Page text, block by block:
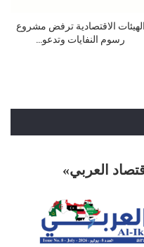
البرازيل تخفض سعر الفائدة إلي
14% للمرة الرابعة…